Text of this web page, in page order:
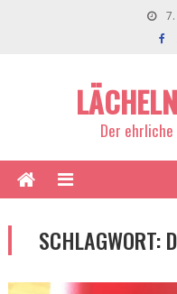
Der ehrliche
SCHLAGWORT: